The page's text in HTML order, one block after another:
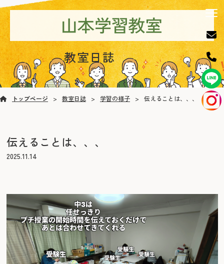
教室日誌
トップページ 教室日誌 学習の様子 伝えることは、、、
伝えることは、、、
2025.11.14